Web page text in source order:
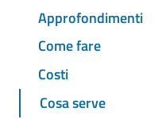
Approfondimenti
Come fare
Costi
Cosa serve